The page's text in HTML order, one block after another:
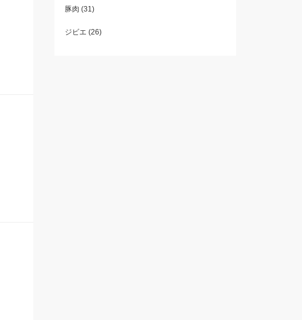
豚肉 (31)
ジビエ (26)